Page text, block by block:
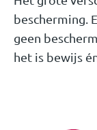
bescherming.
geen
het is bewijs